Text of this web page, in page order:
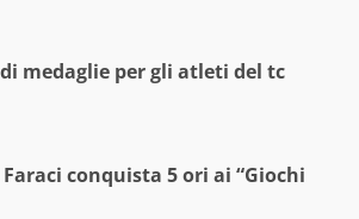
medaglie per gli atleti del tc
conquista 5 ori ai “Giochi